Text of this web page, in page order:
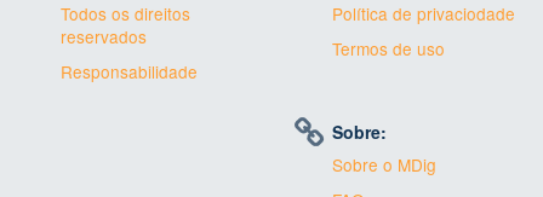
Todos os direitos
reservados
Responsabilidade
Política de privaciodade
Termos de uso
Sobre:
Sobre o MDig